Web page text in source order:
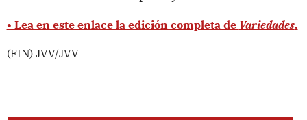
• Lea en este enlace la edición completa de Variedades.
(FIN) JVV/JVV